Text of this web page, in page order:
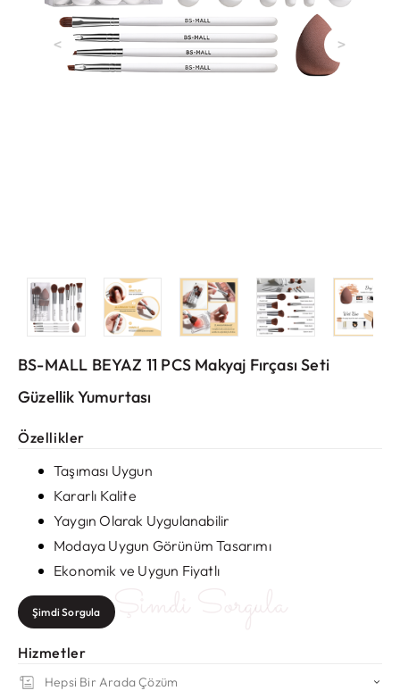
< >
BS-MALL BEYAZ 11 PCS Makyaj Fırçası Seti
Güzellik Yumurtası
Özellikler
Taşıması Uygun
Kararlı Kalite
Yaygın Olarak Uygulanabilir
Modaya Uygun Görünüm Tasarımı
Ekonomik ve Uygun Fiyatlı
Şimdi Sorgula Şimdi Sorgula
Hizmetler
Hepsi Bir Arada Çözüm